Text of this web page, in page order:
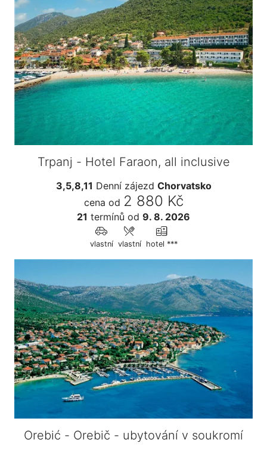
Trpanj - Hotel Faraon, all inclusive
3,5,8,11 Denní zájezd Chorvatsko
cena od 2 880 Kč
21 termínů od 9. 8. 2026
vlastní vlastní hotel ***
Orebić - Orebič - ubytování v soukromí